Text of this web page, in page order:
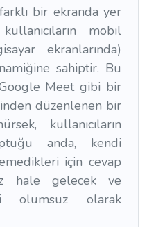
bir ekranda yer
mobil
ekranlarında)
sahiptir. Bu
Meet gibi bir
düzenlenen bir
kullanıcıların
anda, kendi
için cevap
hale gelecek ve
olumsuz olarak